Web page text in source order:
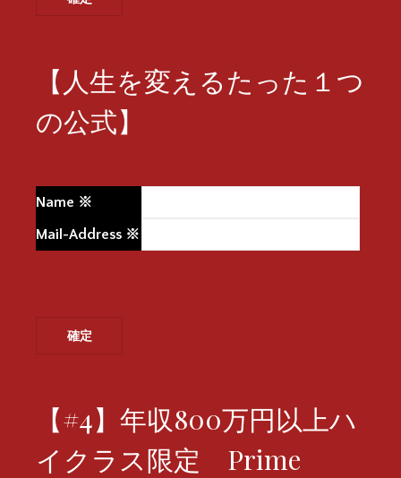
【人生を変えるたった１つ
の公式】
Name ※
Mail-Address ※
【#4】年収800万円以上ハ
イクラス限定 Prime